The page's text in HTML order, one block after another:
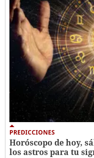
PREDICCIONES
Horóscopo de hoy,
los astros para tu